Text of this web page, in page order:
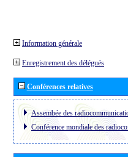
Information générale
Enregistrement des délégués
Conférences relatives
Assembée des
Conférence mondiale des